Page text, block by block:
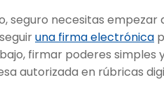
seguro necesitas empezar
una firma electrónica
firmar poderes simples
autorizada en rúbricas